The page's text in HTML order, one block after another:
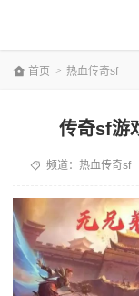
首页 > 热血传奇sf
传奇sf游
频道： 热血传奇sf